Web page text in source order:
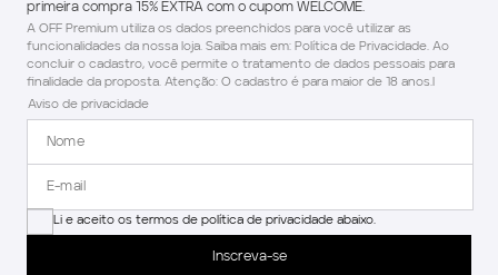
primeira compra 15% EXTRA com o cupom WELCOME.
A OFF Premium utiliza os dados preenchidos para você utilizar as
funcionalidades da nossa loja. Saiba mais em: Política de Privacidade. Ao
concluir o cadastro, você permite o tratamento de dados pessoais para
finalidade da proposta. Atenção: O cadastro é para maior de 18 anos.l
Aviso de privacidade
Li e aceito os termos de política de privacidade abaixo.
Inscreva-se